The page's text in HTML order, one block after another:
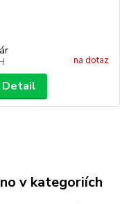
na dotaz
Detail
v kategoriích